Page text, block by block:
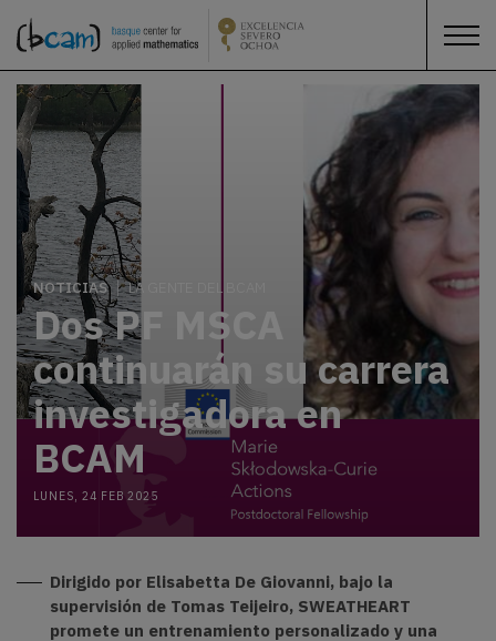
NOTICIAS LA GENTE DEL BCAM
Dos PF MSCA
continuarán su carrera
investigadora en
BCAM
LUNES, 24 FEB 2025
Dirigido por Elisabetta De Giovanni, bajo la
supervisión de Tomas Teijeiro, SWEATHEART
promete un entrenamiento personalizado y una